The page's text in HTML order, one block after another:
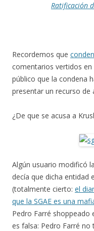
Ratificación
Recordemos que
comentarios vertidos en
público que la condena
presentar un recurso de
¿De que se acusa a
Algún usuario modificó
decía que dicha entidad
(totalmente cierto: el
que la SGAE es una
Pedro Farré shoppeado
es falsa: Pedro Farré